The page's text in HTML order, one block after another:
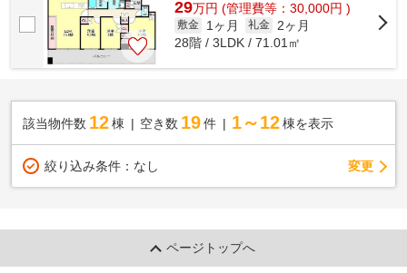
29万円 (管理費等：30,000円 )
敷金 1ヶ月 礼金
2ヶ月
28階 / 3LDK / 71.01㎡
該当物件数 12棟 空き数 19 件 1～12 棟を表示
絞り込み条件： なし 変更
ページトップへ